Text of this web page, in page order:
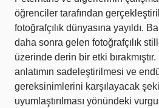
öğrenciler tarafından
fotoğrafçılık dünyasına yayıldı.
daha sonra gelen fotoğrafçılık
üzerinde derin bir etki
anlatımın sadeleştirilmesi ve
gereksinimlerini karşılayacak
uyumlaştırılması yönündeki